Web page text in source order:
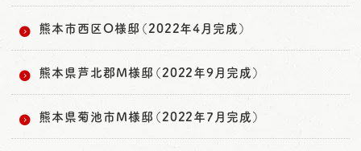
熊本市西区O様邸（2022年4月完成）
熊本県芦北郡M様邸（2022年9月完成）
熊本県菊池市M様邸（2022年7月完成）